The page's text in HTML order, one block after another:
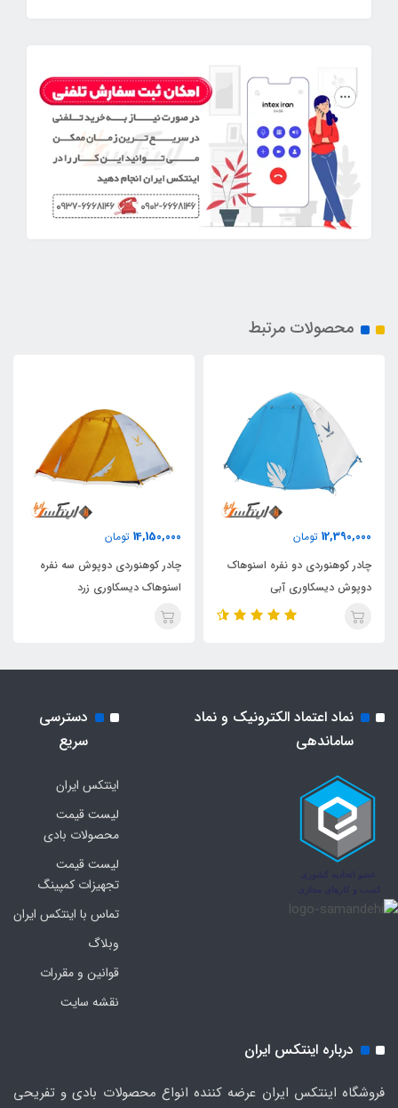
محصولات مرتبط
12,390,000 تومان
چادر کوهنوردی دو نفره اسنوهاک
دوپوش دیسکاوری آبی
14,150,000 تومان
چادر کوهنوردی دوپوش سه نفره
اسنوهاک دیسکاوری زرد
نماد اعتماد الکترونیک و نماد
ساماندهی
دسترسی
سریع
اینتکس ایران
لیست قیمت
محصولات بادی
لیست قیمت
تجهیزات کمپینگ
تماس با اینتکس ایران
وبلاگ
قوانین و مقررات
نقشه سایت
درباره اینتکس ایران
فروشگاه اینتکس ایران عرضه کننده انواع محصولات بادی و تفریحی